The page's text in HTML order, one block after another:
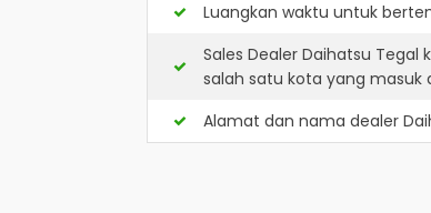
Luangkan waktu untuk
Sales Dealer Daihatsu
salah satu kota yang masuk
Alamat dan nama dealer